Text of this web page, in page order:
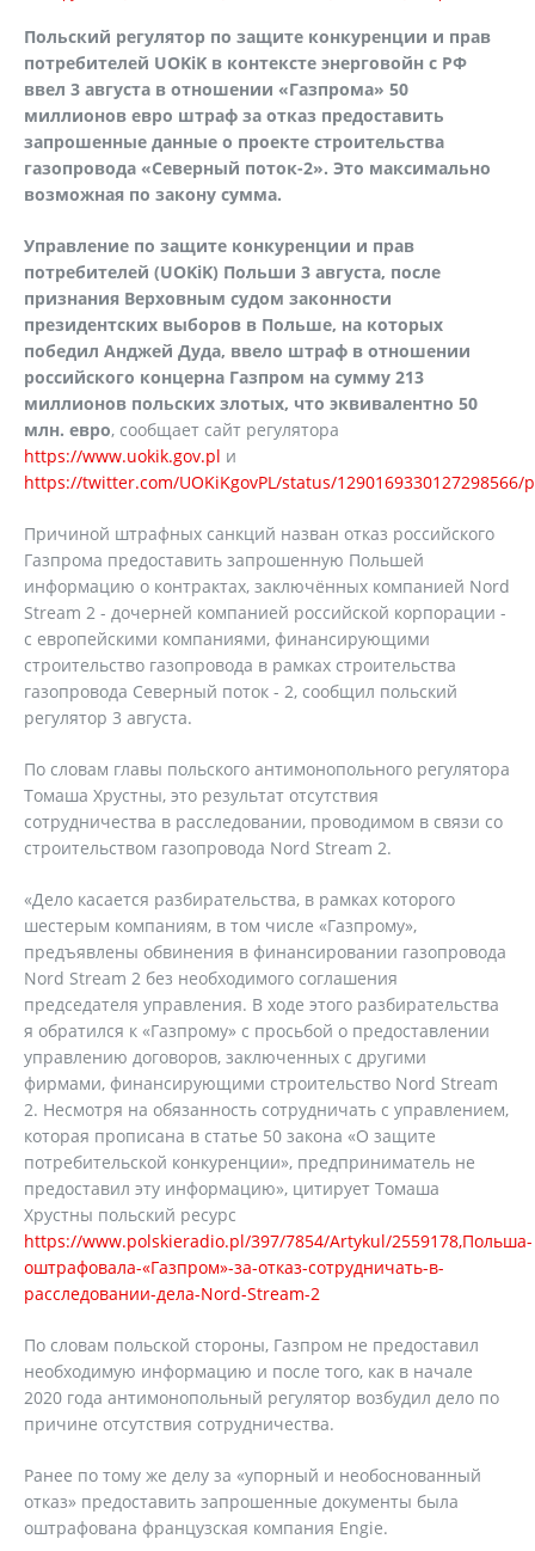
Польский регулятор по защите конкуренции и прав
потребителей UOKiK в контексте энерговойн с РФ
ввел 3 августа в отношении «Газпрома» 50
миллионов евро штраф за отказ предоставить
запрошенные данные о проекте строительства
газопровода «Северный поток-2». Это максимально
возможная по закону сумма.
Управление по защите конкуренции и прав
потребителей (UOKiK) Польши 3 августа, после
признания Верховным судом законности
президентских выборов в Польше, на которых
победил Анджей Дуда, ввело штраф в отношении
российского концерна Газпром на сумму 213
миллионов польских злотых, что эквивалентно 50
млн. евро, сообщает сайт регулятора
https://www.uokik.gov.pl и
https://twitter.com/UOKiKgovPL/status/1290169330127298566/
Причиной штрафных санкций назван отказ российского
Газпрома предоставить запрошенную Польшей
информацию о контрактах, заключённых компанией Nord
Stream 2 - дочерней компанией российской корпорации -
с европейскими компаниями, финансирующими
строительство газопровода в рамках строительства
газопровода Северный поток - 2, сообщил польский
регулятор 3 августа.
По словам главы польского антимонопольного регулятора
Томаша Хрустны, это результат отсутствия
сотрудничества в расследовании, проводимом в связи со
строительством газопровода Nord Stream 2.
«Дело касается разбирательства, в рамках которого
шестерым компаниям, в том числе «Газпрому»,
предъявлены обвинения в финансировании газопровода
Nord Stream 2 без необходимого соглашения
председателя управления. В ходе этого разбирательства
я обратился к «Газпрому» с просьбой о предоставлении
управлению договоров, заключенных с другими
фирмами, финансирующими строительство Nord Stream
2. Несмотря на обязанность сотрудничать с управлением,
которая прописана в статье 50 закона «О защите
потребительской конкуренции», предприниматель не
предоставил эту информацию», цитирует Томаша
Хрустны польский ресурс
https://www.polskieradio.pl/397/7854/Artykul/2559178,Польша-
оштрафовала-«Газпром»-за-отказ-сотрудничать-в-
расследовании-дела-Nord-Stream-2
По словам польской стороны, Газпром не предоставил
необходимую информацию и после того, как в начале
2020 года антимонопольный регулятор возбудил дело по
причине отсутствия сотрудничества.
Ранее по тому же делу за «упорный и необоснованный
отказ» предоставить запрошенные документы была
оштрафована французская компания Engie.